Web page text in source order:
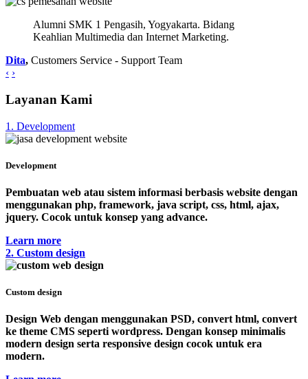
Alumni SMK 1 Pengasih, Yogyakarta. Bidang
Keahlian Multimedia dan Internet Marketing.
Dita, Customers Service - Support Team
‹ ›
Layanan Kami
1. Development
Development
Pembuatan web atau sistem informasi berbasis website dengan
menggunakan php, framework, java script, css, html, ajax,
jquery. Cocok untuk konsep yang advance.
Learn more
2. Custom design
Custom design
Design Web dengan menggunakan PSD, convert html, convert
ke theme CMS seperti wordpress. Dengan konsep minimalis
modern design serta responsive design cocok untuk era
modern.